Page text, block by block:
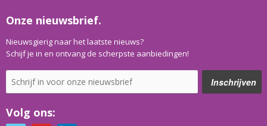
Onze nieuwsbrief.
Nieuwsgierig naar het laatste nieuws?
Schijf je in en ontvang de scherpste aanbiedingen!
Volg ons: